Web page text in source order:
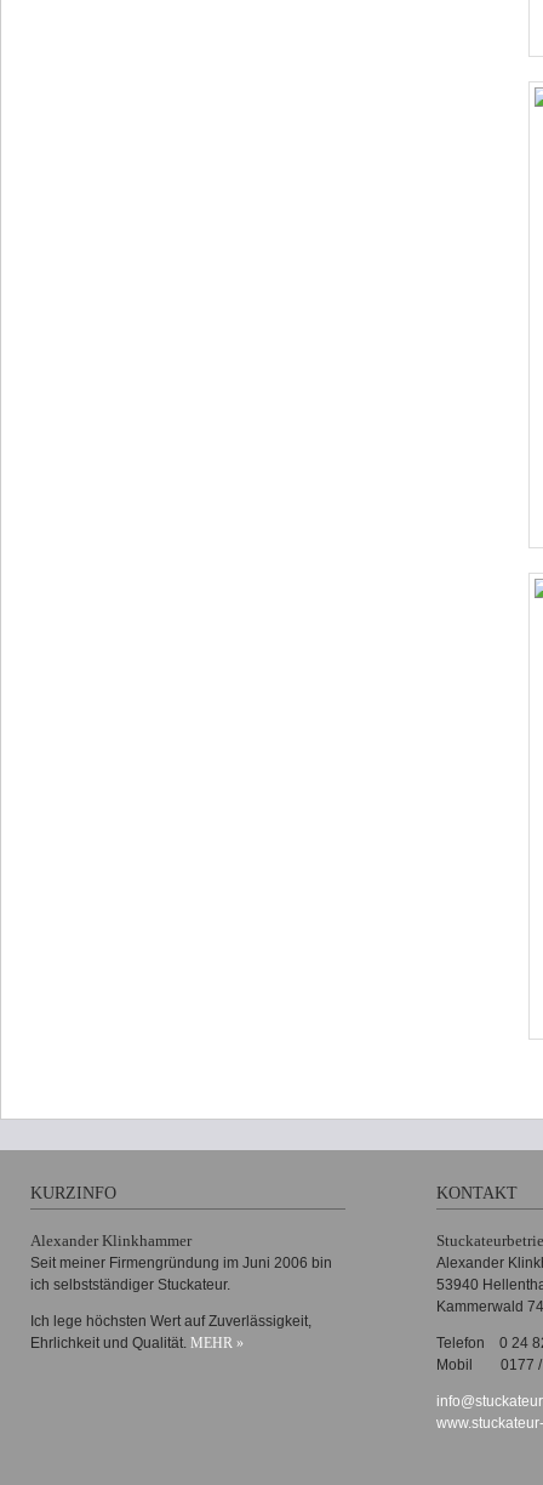
KURZINFO
Alexander Klinkhammer
Seit meiner Firmengründung im Juni 2006 bin
ich selbstständiger Stuckateur.
Ich lege höchsten Wert auf Zuverlässigkeit,
Ehrlichkeit und Qualität. MEHR »
KONTAKT
Alexander
53940
Kammerwald 74
Telefon
0 24
Mobil
0177